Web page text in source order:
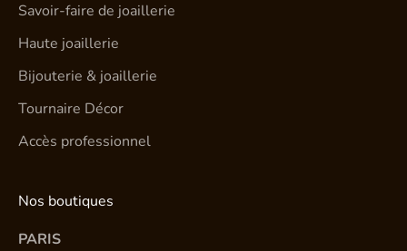
Savoir-faire de joaillerie
Haute joaillerie
Bijouterie & joaillerie
Tournaire Décor
Accès professionnel
Nos boutiques
PARIS